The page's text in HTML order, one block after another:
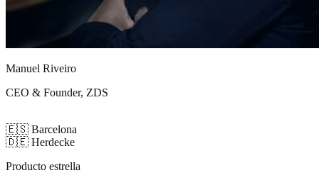
Manuel Riveiro
CEO & Founder, ZDS
🇪🇸 Barcelona
🇩🇪 Herdecke
Producto estrella